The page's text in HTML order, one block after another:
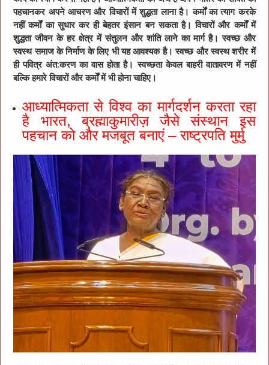
पहचानकर अपने आचरण और विचारों में शुद्धता लाना है। कर्मों का त्याग करके
नहीं कर्मों का सुधार कर ही बेहतर इंसान बन सकता है। विचारों और कर्मों में
शुद्धता जीवन के हर क्षेत्र में संतुलन और शांति लाने का मार्ग है। स्वच्छ और
स्वस्थ समाज के निर्माण के लिए भी यह आवश्यक है। स्वच्छ और स्वस्थ शरीर में
ही पवित्र अंत:करण का वास होता है। स्वच्छता केवल बाहरी वातावरण में नहीं
बल्कि हमारे विचारों और कर्मों में भी होना चाहिए।
आध्यात्मिकता से विश्व का मार्गदर्शन करता रहा
है भारत, ब्रह्माकुमारीज़ जैसे संस्थान इस
पहचान को और मजबूत बनाएं – राष्ट्रपति मुर्मु